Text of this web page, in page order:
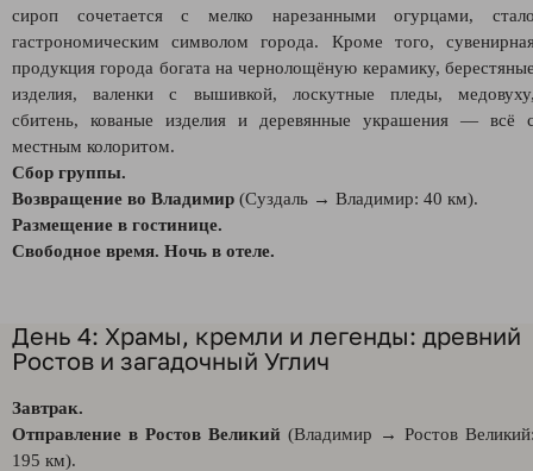
сироп сочетается с мелко нарезанными огурцами,
гастрономическим символом города. Кроме того,
продукция города богата на чернолощёную керамику,
изделия, валенки с вышивкой, лоскутные пледы,
сбитень, кованые изделия и деревянные украшения — всё
местным колоритом.
Сбор группы.
Возвращение во Владимир (Суздаль → Владимир: 40 км).
Размещение в гостинице.
Свободное время. Ночь в отеле.
День 4: Храмы, кремли и легенды: древний
Ростов и загадочный Углич
Завтрак.
Отправление в Ростов Великий (Владимир → Ростов
195 км).